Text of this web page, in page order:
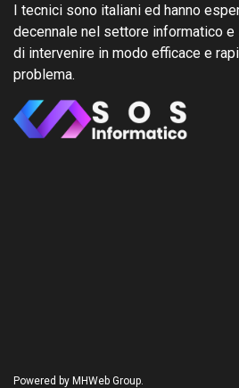
I tecnici sono italiani ed hanno
decennale nel settore informatico
di intervenire in modo efficace e
problema.
Powered by MHWeb Group.